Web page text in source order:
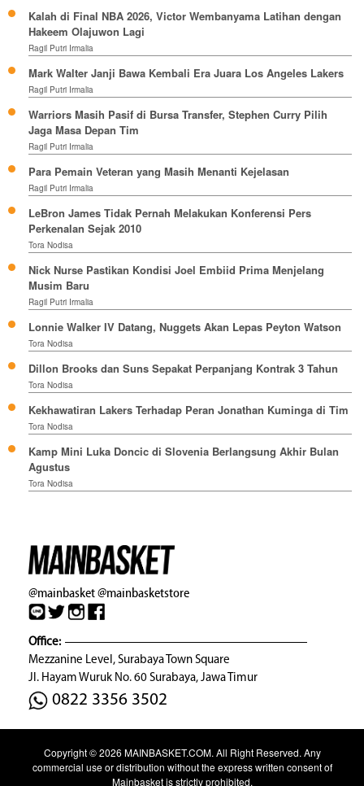
Kalah di Final NBA 2026, Victor Wembanyama Latihan dengan
Hakeem Olajuwon Lagi
Ragil Putri Irmalia
Mark Walter Janji Bawa Kembali Era Juara Los Angeles Lakers
Ragil Putri Irmalia
Warriors Masih Pasif di Bursa Transfer, Stephen Curry Pilih
Jaga Masa Depan Tim
Ragil Putri Irmalia
Para Pemain Veteran yang Masih Menanti Kejelasan
Ragil Putri Irmalia
LeBron James Tidak Pernah Melakukan Konferensi Pers
Perkenalan Sejak 2010
Tora Nodisa
Nick Nurse Pastikan Kondisi Joel Embiid Prima Menjelang
Musim Baru
Ragil Putri Irmalia
Lonnie Walker IV Datang, Nuggets Akan Lepas Peyton Watson
Tora Nodisa
Dillon Brooks dan Suns Sepakat Perpanjang Kontrak 3 Tahun
Tora Nodisa
Kekhawatiran Lakers Terhadap Peran Jonathan Kuminga di Tim
Tora Nodisa
Kamp Mini Luka Doncic di Slovenia Berlangsung Akhir Bulan
Agustus
Tora Nodisa
@mainbasket@mainbasketstore
Office:
Mezzanine Level, Surabaya Town Square
Jl. Hayam Wuruk No. 60 Surabaya, Jawa Timur
0822 3356 3502
Copyright © 2026 MAINBASKET.COM. All Right Reserved. Any
commercial use or distribution without the express written consent of
Mainbasket is strictly prohibited.